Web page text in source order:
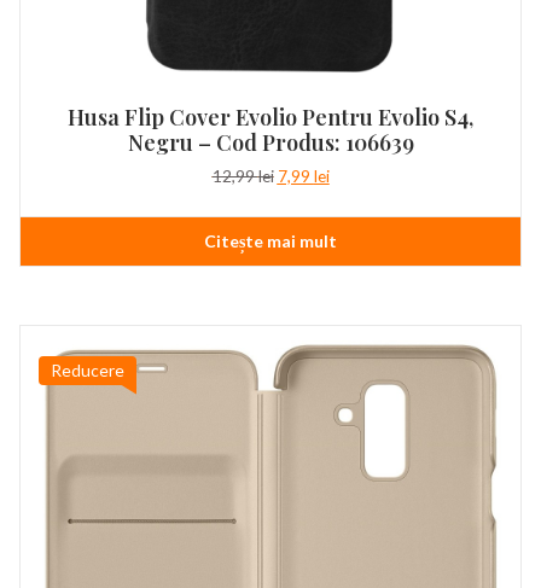
Husa Flip Cover Evolio Pentru Evolio S4,
Negru – Cod Produs: 106639
12,99lei Prețul
a
fost:
12,99 lei.
7,99 leiPrețul
este:
7,99 lei.
Citește mai mult
Reducere